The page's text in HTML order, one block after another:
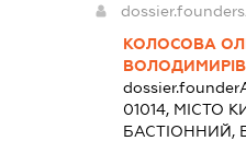
КОЛОСОВА
01014, МІСТО
БАСТІОННИЙ,